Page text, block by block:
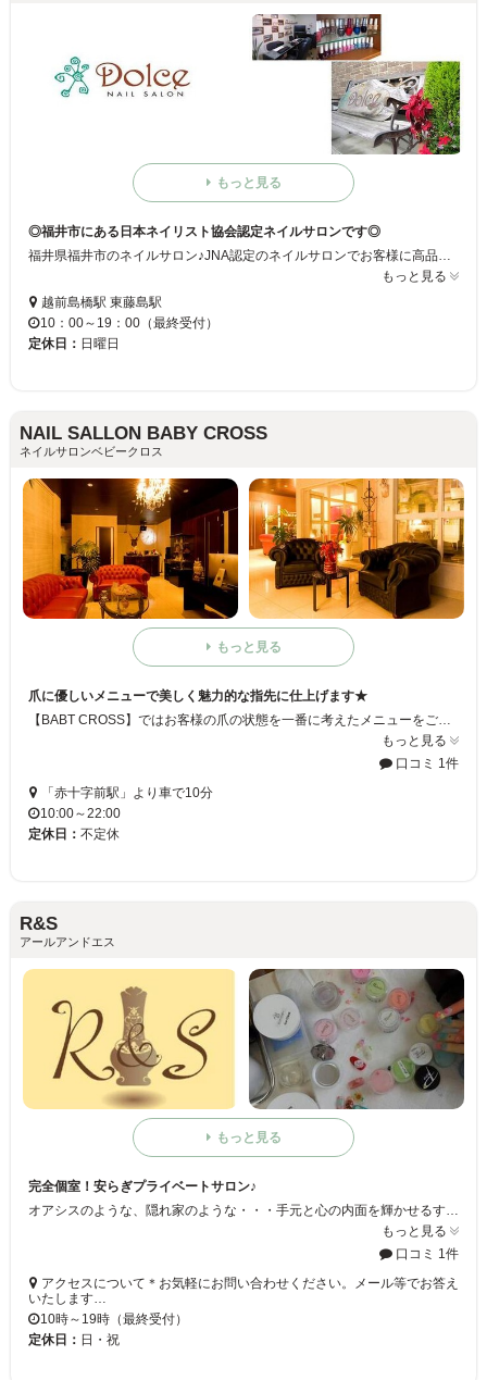
もっと見る
◎福井市にある日本ネイリスト協会認定ネイルサロンです◎
福井県福井市のネイルサロン♪JNA認定のネイルサロンでお客様に高品質で安心・安全のサービスをご提供いたします☆シックで落ち着いた雰囲気の店内でゆったりとくつろぎながら指先のオシャレを楽しんでミ☆
もっと見る
越前島橋駅 東藤島駅
10：00～19：00（最終受付）
定休日： 日曜日
NAIL SALLON BABY CROSS
ネイルサロンベビークロス
もっと見る
爪に優しいメニューで美しく魅力的な指先に仕上げます★
【BABT CROSS】ではお客様の爪の状態を一番に考えたメニューをご提案しています！オシャレな空間と落ち着いた照明のなか、大きなソファに座ってゆったりとお過ごしできます。:*゜ 完全予約制なのでお待たせすることもなく、完全プライベートな空間で施術することが出来ます！
もっと見る
口コミ 1件
「赤十字前駅」より車で10分
10:00～22:00
定休日： 不定休
R&S
アールアンドエス
もっと見る
完全個室！安らぎプライベートサロン♪
オアシスのような、隠れ家のような・・・手元と心の内面を輝かせるすてきなサロンです。
もっと見る
口コミ 1件
アクセスについて＊お気軽にお問い合わせください。メール等でお答え
いたします…
10時～19時（最終受付）
定休日： 日・祝